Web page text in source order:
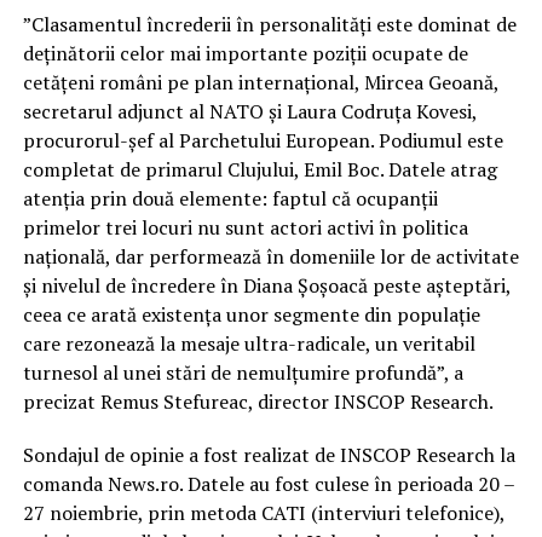
”Clasamentul încrederii în personalităţi este dominat de
deţinătorii celor mai importante poziţii ocupate de
cetăţeni români pe plan internaţional, Mircea Geoană,
secretarul adjunct al NATO şi Laura Codruţa Kovesi,
procurorul-şef al Parchetului European. Podiumul este
completat de primarul Clujului, Emil Boc. Datele atrag
atenţia prin două elemente: faptul că ocupanţii
primelor trei locuri nu sunt actori activi în politica
naţională, dar performează în domeniile lor de activitate
şi nivelul de încredere în Diana Şoşoacă peste aşteptări,
ceea ce arată existenţa unor segmente din populaţie
care rezonează la mesaje ultra-radicale, un veritabil
turnesol al unei stări de nemulţumire profundă”, a
precizat Remus Stefureac, director INSCOP Research.
Sondajul de opinie a fost realizat de INSCOP Research la
comanda News.ro. Datele au fost culese în perioada 20 –
27 noiembrie, prin metoda CATI (interviuri telefonice),